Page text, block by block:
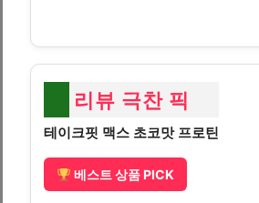
리뷰 극찬 픽
테이크핏 맥스 초코맛 프로틴
베스트 상품 PICK